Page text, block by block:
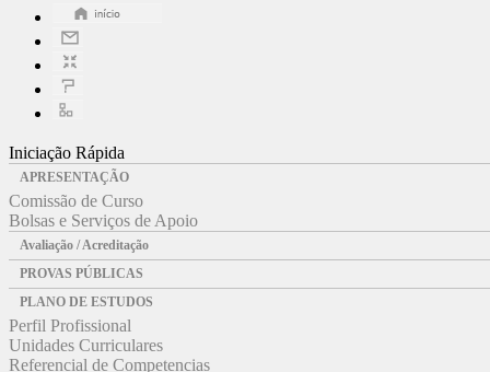
Iniciação Rápida
APRESENTAÇÃO
Comissão de Curso
Bolsas e Serviços de Apoio
Avaliação / Acreditação
PROVAS PÚBLICAS
PLANO DE ESTUDOS
Perfil Profissional
Unidades Curriculares
Referencial de Competencias